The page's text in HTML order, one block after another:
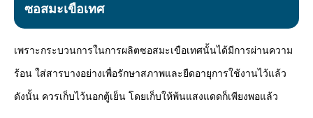
ซอสมะเขือเทศ
เพราะกระบวนการในการผลิตซอสมะเขือเทศนั้นได้มีการผ่านความ
ร้อน ใส่สารบางอย่างเพื่อรักษาสภาพและยืดอายุการใช้งานไว้แล้ว
ดังนั้น ควรเก็บไว้นอกตู้เย็น โดยเก็บให้พ้นแสงแดดก็เพียงพอแล้ว